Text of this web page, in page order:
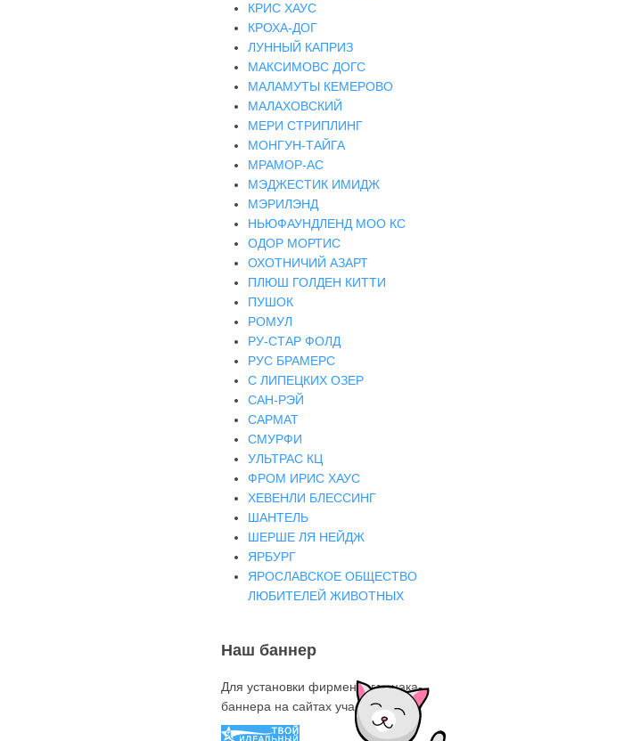
КРИС ХАУС
КРОХА-ДОГ
ЛУННЫЙ КАПРИЗ
МАКСИМОВС ДОГС
МАЛАМУТЫ КЕМЕРОВО
МАЛАХОВСКИЙ
МЕРИ СТРИПЛИНГ
МОНГУН-ТАЙГА
МРАМОР-АС
МЭДЖЕСТИК ИМИДЖ
МЭРИЛЭНД
НЬЮФАУНДЛЕНД МОО КС
ОДОР МОРТИС
ОХОТНИЧИЙ АЗАРТ
ПЛЮШ ГОЛДЕН КИТТИ
ПУШОК
РОМУЛ
РУ-СТАР ФОЛД
РУС БРАМЕРС
С ЛИПЕЦКИХ ОЗЕР
САН-РЭЙ
САРМАТ
СМУРФИ
УЛЬТРАС КЦ
ФРОМ ИРИС ХАУС
ХЕВЕНЛИ БЛЕССИНГ
ШАНТЕЛЬ
ШЕРШЕ ЛЯ НЕЙДЖ
ЯРБУРГ
ЯРОСЛАВСКОЕ ОБЩЕСТВО
ЛЮБИТЕЛЕЙ ЖИВОТНЫХ
Наш баннер
Для установки фирменного знака-
баннера на сайтах участниках